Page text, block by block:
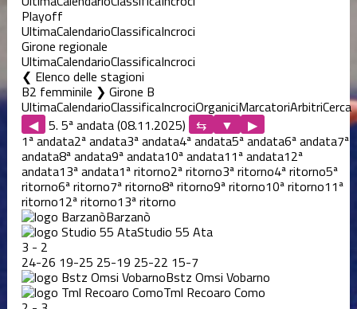
Playoff
UltimaCalendarioClassificaIncroci
Girone regionale
UltimaCalendarioClassificaIncroci
Elenco delle stagioni
B2 femminile ❯ Girone B
UltimaCalendarioClassificaIncrociOrganiciMarcatoriArbitriCerca
◀ 5. 5ª andata (08.11.2025)
▶
1ª andata2ª andata3ª andata4ª andata5ª andata6ª andata7ª
andata8ª andata9ª andata10ª andata11ª andata12ª
andata13ª andata1ª ritorno2ª ritorno3ª ritorno4ª ritorno5ª
ritorno6ª ritorno7ª ritorno8ª ritorno9ª ritorno10ª ritorno11ª
ritorno12ª ritorno13ª ritorno
Barzanò
Studio 55 Ata
3 - 2
24-26 19-25 25-19 25-22 15-7
Bstz Omsi Vobarno
Tml Recoaro Como